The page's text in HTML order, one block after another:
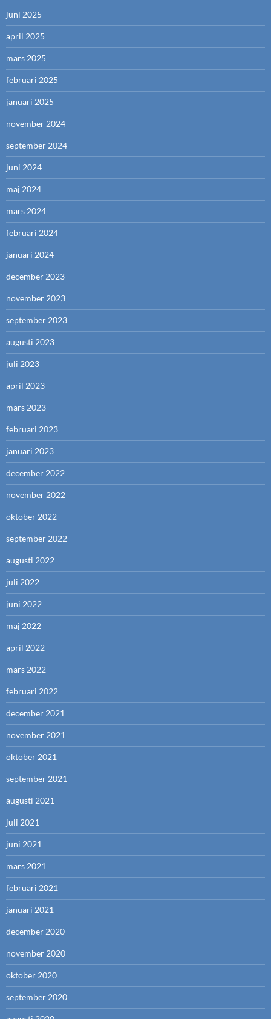
juni 2025
april 2025
mars 2025
februari 2025
januari 2025
november 2024
september 2024
juni 2024
maj 2024
mars 2024
februari 2024
januari 2024
december 2023
november 2023
september 2023
augusti 2023
juli 2023
april 2023
mars 2023
februari 2023
januari 2023
december 2022
november 2022
oktober 2022
september 2022
augusti 2022
juli 2022
juni 2022
maj 2022
april 2022
mars 2022
februari 2022
december 2021
november 2021
oktober 2021
september 2021
augusti 2021
juli 2021
juni 2021
mars 2021
februari 2021
januari 2021
december 2020
november 2020
oktober 2020
september 2020